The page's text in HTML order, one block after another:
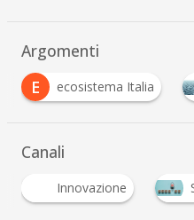
Argomenti
ecosistema Italia
Canali
Innovazione